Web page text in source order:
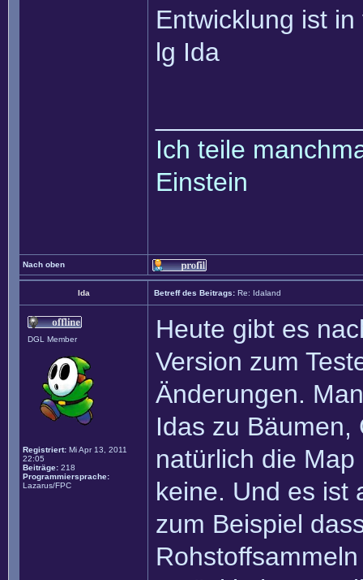
Entwicklung ist
lg Ida
Ich teile
Einstein
Nach oben
Ida Betreff des Beitrags: Re: Idaland
DGL Member
Registriert: Mi Apr 13, 2011
22:05
Beiträge: 218
Programmiersprache:
Lazarus/FPC
Heute gibt es
Version zum
Änderungen.
Idas zu
natürlich die
keine. Und es ist
zum Beispiel